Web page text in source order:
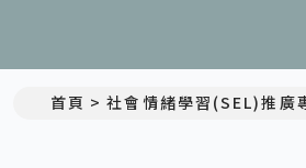
首頁 社會情緒學習(SEL)推廣